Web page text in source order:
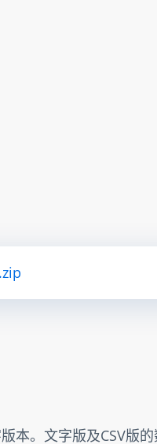
。文字版及CSV版的